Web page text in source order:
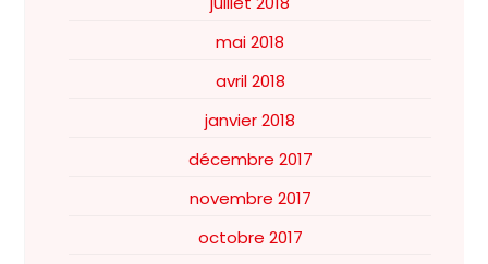
mai 2018
avril 2018
janvier 2018
décembre 2017
novembre 2017
octobre 2017